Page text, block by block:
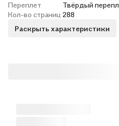
Переплет
Твёрдый
Кол-во страниц 288
Раскрыть характеристики